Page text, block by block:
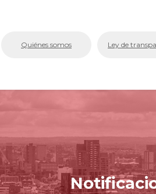
submenu (Competitividad y
submenu (Aplicativos Corporativos.)
Quiénes somos Ley de